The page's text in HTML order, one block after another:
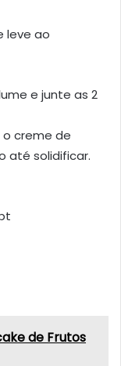
leve ao
e junte as 2
creme de
até solidificar.
de Frutos